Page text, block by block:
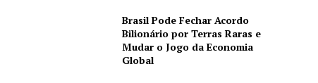
Brasil Pode Fechar Acordo
Bilionário por Terras Raras e
Mudar o Jogo da Economia
Global